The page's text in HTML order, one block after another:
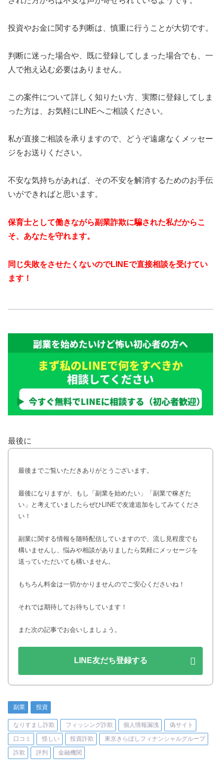
投資やお金に関する判断は、慎重に行うことが大切です。
判断に迷った場合や、既に登録してしまった場合でも、一
人で抱え込む必要はありません。
この案件について詳しく知りたい方、実際に登録してしま
った方は、お気軽にLINEへご相談ください。
私が直接ご相談を承りますので、どうぞ遠慮なくメッセー
ジをお送りください。
不安な気持ちがあれば、その不安を解消するためのお手伝
いができればと思います。
保育士として働きながら副業詐欺に騙された私だからこ
そ、あなたを守れます。
同じ失敗をさせたくないのでLINEで直接相談を受けてい
ます！
最後に
最後までご覧いただきありがとうございます。
最後になりますが、もし「副業を始めたい」「副業で稼ぎた
い」と考えていましたらぜひLINEで友達追加をしてみてくださ
い！
副業に関する情報を随時配信していますので、流し見程度でも
構いませんし、悩みや相談がありましたら気軽にメッセージを
送っていただいても構いません。
もちろん料金は一切かかりませんのでご安心くださいね！
それでは期待してお待ちしています！
また次の記事でお会いしましょう。
LINE友だち登録する
副業 投資
なりすまし詐欺 フィッシング詐欺 個人情報漏洩
偽サイト
口コミ
怪しい 投資詐欺
東京きらぼしフィナンシャルグループ
詐欺
評判 金融機関